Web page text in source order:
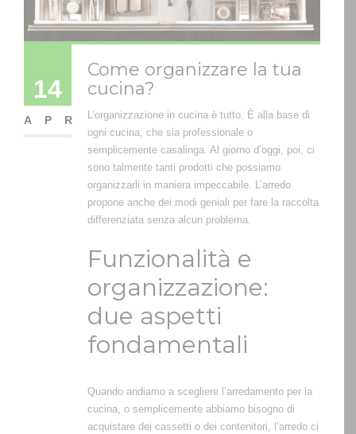
14
APR
Come organizzare la tua
cucina?
L’organizzazione in cucina è tutto. È alla base di
ogni cucina, che sia professionale o
semplicemente casalinga. Al giorno d’oggi, poi, ci
sono talmente tanti prodotti che possiamo
organizzarli in maniera impeccabile. L’arredo
propone anche dei modi geniali per fare la raccolta
differenziata senza alcun problema.
Funzionalità e
organizzazione:
due aspetti
fondamentali
Quando andiamo a scegliere l’arredamento per la
cucina, o semplicemente abbiamo bisogno di
acquistare dei cassetti o dei contenitori, l’arredo ci